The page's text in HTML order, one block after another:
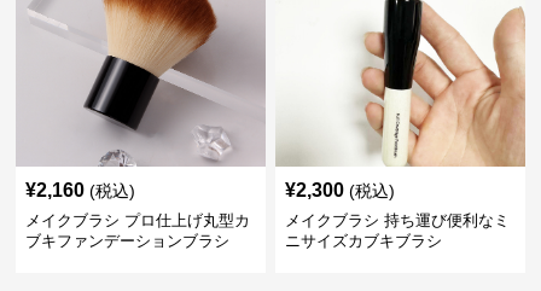
¥2,160 (税込)
メイクブラシ プロ仕上げ丸型カ
ブキファンデーションブラシ
¥2,300 (税込)
メイクブラシ 持ち運び便利なミ
ニサイズカブキブラシ